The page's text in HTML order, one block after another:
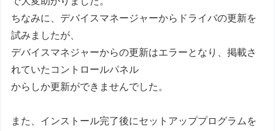
ちなみに、デバイスマネージャーからドライバの更新を
試みましたが、
デバイスマネジャーからの更新はエラーとなり、掲載さ
れていたコントロールパネル
からしか更新ができませんでした。
また、インストール完了後にセットアッププログラムを